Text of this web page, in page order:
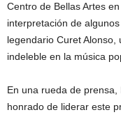
Centro de Bellas Artes
interpretación de
legendario Curet
indeleble en la música
En una rueda de
honrado de liderar este